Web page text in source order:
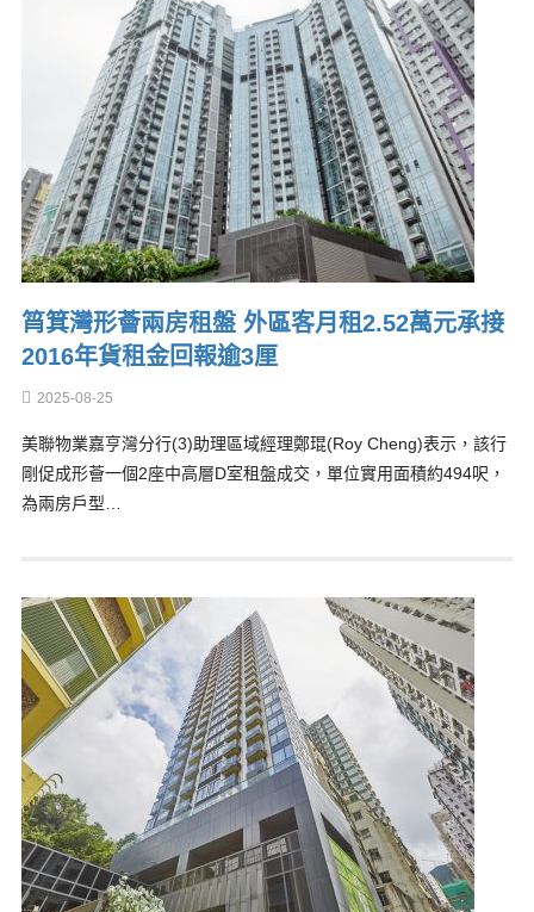
筲箕灣形薈兩房租盤 外區客月租2.52萬元承接
2016年貨租金回報逾3厘
2025-08-25
美聯物業嘉亨灣分行(3)助理區域經理鄭琨(Roy Cheng)表示，該行
剛促成形薈一個2座中高層D室租盤成交，單位實用面積約494呎，
為兩房戶型…